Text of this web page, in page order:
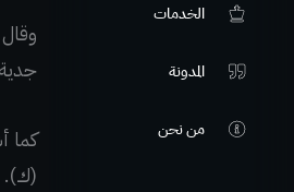
الخدمات
المدونة
من نحن
(ك).